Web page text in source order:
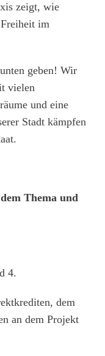
zeigt, wie
im
geben! Wir
vielen
und eine
Stadt kämpfen
Thema und
4.
dem
an dem Projekt